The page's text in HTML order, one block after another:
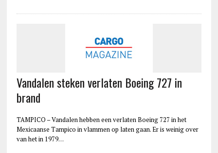
Vandalen steken verlaten Boeing 727 in
brand
TAMPICO – Vandalen hebben een verlaten Boeing 727 in het
Mexicaanse Tampico in vlammen op laten gaan. Er is weinig over
van het in 1979…